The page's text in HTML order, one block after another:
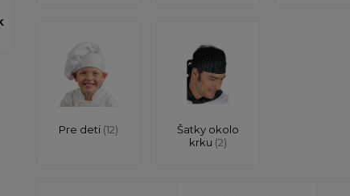
Pre deti (12)
Šatky okolo
krku (2)